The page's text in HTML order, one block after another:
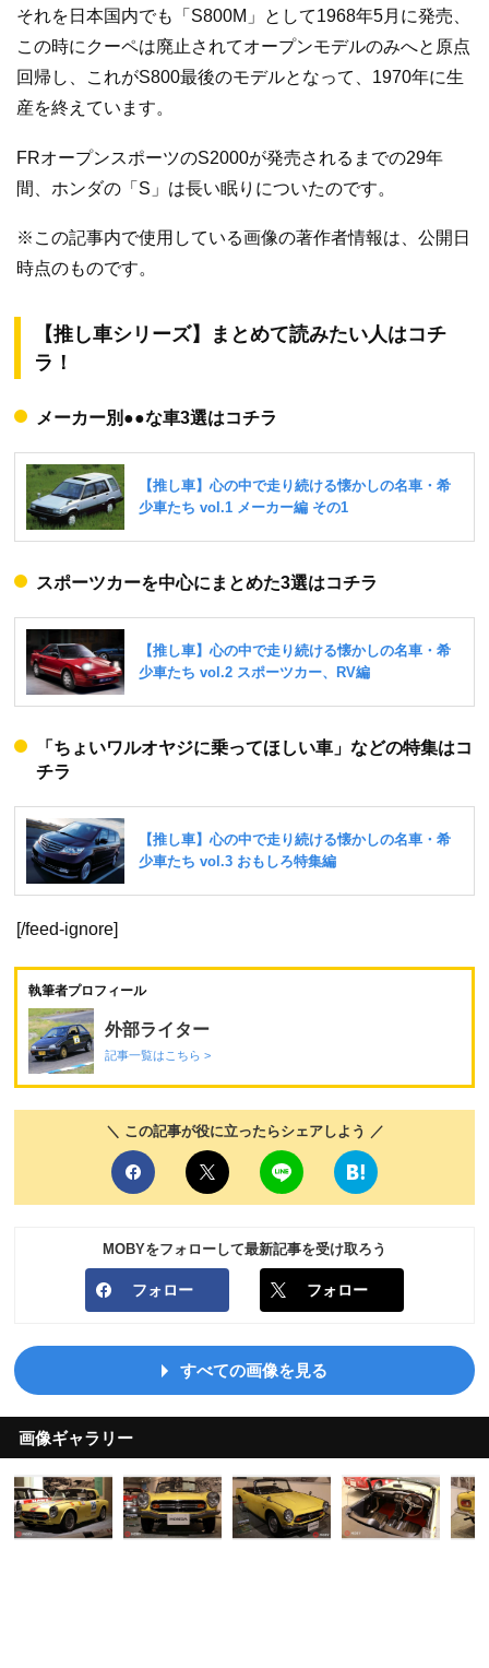
それを日本国内でも「S800M」として1968年5月に発売、
この時にクーペは廃止されてオープンモデルのみへと原点
回帰し、これがS800最後のモデルとなって、1970年に生
産を終えています。
FRオープンスポーツのS2000が発売されるまでの29年
間、ホンダの「S」は長い眠りについたのです。
※この記事内で使用している画像の著作者情報は、公開日
時点のものです。
【推し車シリーズ】まとめて読みたい人はコチ
ラ！
メーカー別●●な車3選はコチラ
スポーツカーを中心にまとめた3選はコチラ
「ちょいワルオヤジに乗ってほしい車」などの特集はコ
チラ
[/feed-ignore]
執筆者プロフィール
外部ライター
記事一覧はこちら >
＼ この記事が役に立ったらシェアしよう ／
MOBYをフォローして最新記事を受け取ろう
フォロー フォロー
すべての画像を見る
画像ギャラリー